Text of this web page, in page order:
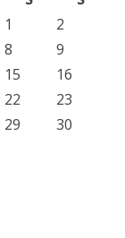
1
2
8
9
15
16
22
23
29
30